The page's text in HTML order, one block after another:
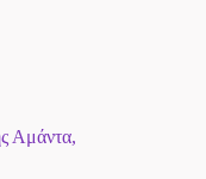
Αμάντα,